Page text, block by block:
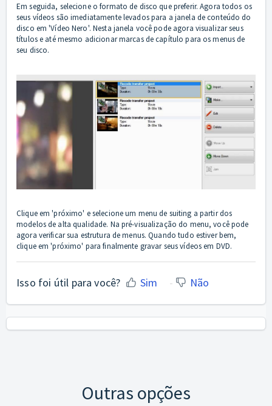
Em seguida, selecione o formato de disco que preferir. Agora todos os
seus vídeos são imediatamente levados para a janela de conteúdo do
disco em 'Vídeo Nero'. Nesta janela você pode agora visualizar seus
títulos e até mesmo adicionar marcas de capítulo para os menus de
seu disco.
Clique em 'próximo' e selecione um menu de suiting a partir dos
modelos de alta qualidade. Na pré-visualização do menu, você pode
agora verificar sua estrutura de menus. Quando tudo estiver bem,
clique em 'próximo' para finalmente gravar seus vídeos em DVD.
Isso foi útil para você? Sim Não
Outras opções